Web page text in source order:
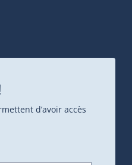
d’avoir accès